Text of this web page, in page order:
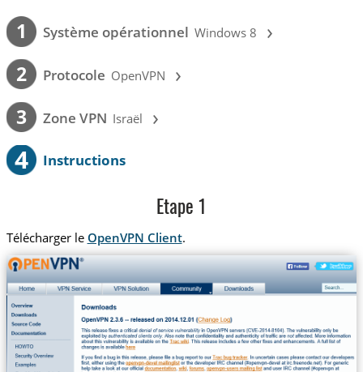
1 Système opérationnel Windows 8 ›
2 Protocole OpenVPN ›
3 Zone VPN Israël ›
4 Instructions
Etape 1
Télécharger le OpenVPN Client.